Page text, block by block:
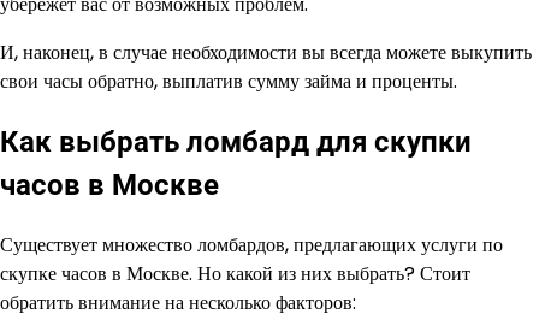
И, наконец, в случае необходимости вы всегда можете выкупить
свои часы обратно, выплатив сумму займа и проценты.
Как выбрать ломбард для скупки
часов в Москве
Существует множество ломбардов, предлагающих услуги по
скупке часов в Москве. Но какой из них выбрать? Стоит
обратить внимание на несколько факторов: